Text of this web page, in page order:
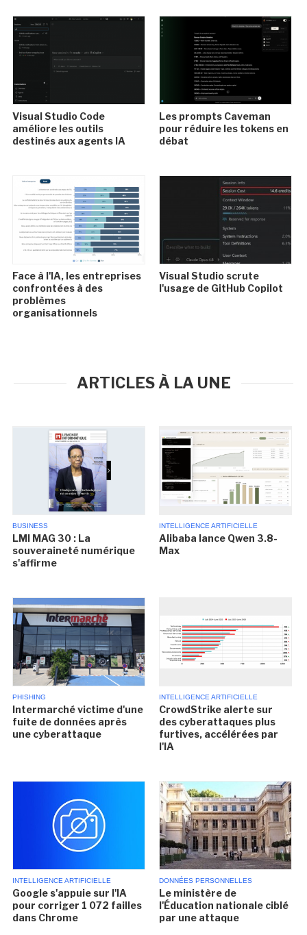
Visual Studio Code
améliore les outils
destinés aux agents IA
Les prompts Caveman
pour réduire les tokens en
débat
Face à l'IA, les entreprises
confrontées à des
problèmes
organisationnels
Visual Studio scrute
l'usage de GitHub Copilot
ARTICLES À LA UNE
BUSINESS
LMI MAG 30 : La
souveraineté numérique
s'affirme
INTELLIGENCE ARTIFICIELLE
Alibaba lance Qwen 3.8-
Max
PHISHING
Intermarché victime d'une
fuite de données après
une cyberattaque
INTELLIGENCE ARTIFICIELLE
CrowdStrike alerte sur
des cyberattaques plus
furtives, accélérées par
l'IA
INTELLIGENCE ARTIFICIELLE
Google s'appuie sur l'IA
pour corriger 1 072 failles
dans Chrome
DONNÉES PERSONNELLES
Le ministère de
l'Éducation nationale ciblé
par une attaque